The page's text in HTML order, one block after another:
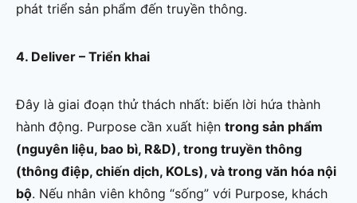
phát triển sản phẩm đến truyền thông.
4. Deliver – Triển khai
Đây là giai đoạn thử thách nhất: biến lời hứa thành
hành động. Purpose cần xuất hiện trong sản phẩm
(nguyên liệu, bao bì, R&D), trong truyền thông
(thông điệp, chiến dịch, KOLs), và trong văn hóa nội
bộ. Nếu nhân viên không “sống” với Purpose, khách